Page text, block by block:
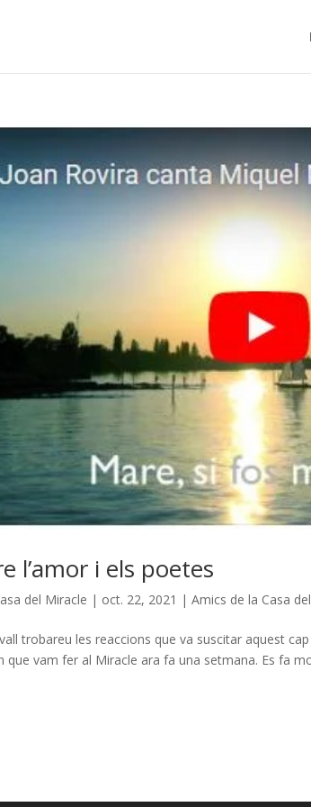
l’amor i els poetes
del Miracle | oct. 22, 2021 |Amics de la Casa
trobareu les reaccions que va suscitar aquest
que vam fer al Miracle ara fa una setmana. Es fa